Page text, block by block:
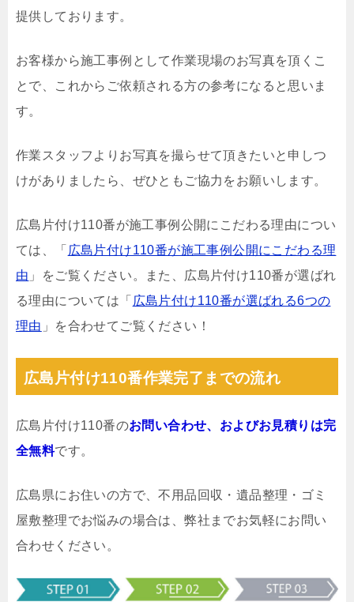
提供しております。
お客様から施工事例として作業現場のお写真を頂くこ
とで、これからご依頼される方の参考になると思いま
す。
作業スタッフよりお写真を撮らせて頂きたいと申しつ
けがありましたら、ぜひともご協力をお願いします。
広島片付け110番が施工事例公開にこだわる理由につい
ては、「 広島片付け110番が施工事例公開にこだわる理
由 」をご覧ください。また、広島片付け110番が選ばれ
る理由については「 広島片付け110番が選ばれる6つの
理由 」を合わせてご覧ください！
広島片付け110番作業完了までの流れ
広島片付け110番のお問い合わせ、およびお見積りは完
全無料です。
広島県にお住いの方で、不用品回収・遺品整理・ゴミ
屋敷整理でお悩みの場合は、弊社までお気軽にお問い
合わせください。